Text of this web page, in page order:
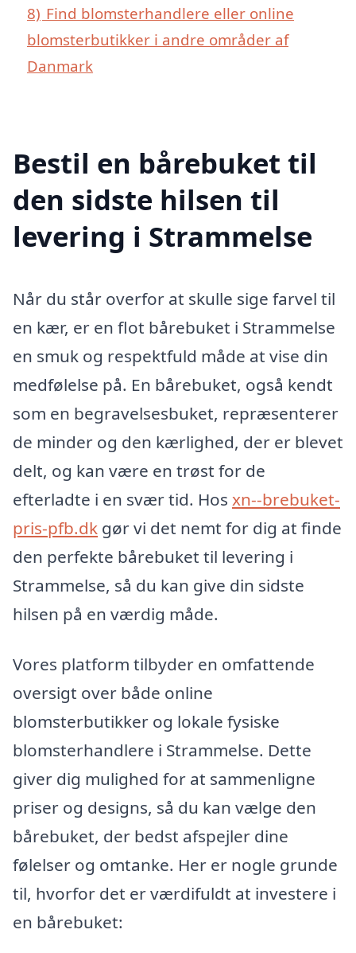
8) Find blomsterhandlere eller online
blomsterbutikker i andre områder af
Danmark
Bestil en bårebuket til
den sidste hilsen til
levering i Strammelse
Når du står overfor at skulle sige farvel til
en kær, er en flot bårebuket i Strammelse
en smuk og respektfuld måde at vise din
medfølelse på. En bårebuket, også kendt
som en begravelsesbuket, repræsenterer
de minder og den kærlighed, der er blevet
delt, og kan være en trøst for de
efterladte i en svær tid. Hos xn--brebuket-
pris-pfb.dk gør vi det nemt for dig at finde
den perfekte bårebuket til levering i
Strammelse, så du kan give din sidste
hilsen på en værdig måde.
Vores platform tilbyder en omfattende
oversigt over både online
blomsterbutikker og lokale fysiske
blomsterhandlere i Strammelse. Dette
giver dig mulighed for at sammenligne
priser og designs, så du kan vælge den
bårebuket, der bedst afspejler dine
følelser og omtanke. Her er nogle grunde
til, hvorfor det er værdifuldt at investere i
en bårebuket: